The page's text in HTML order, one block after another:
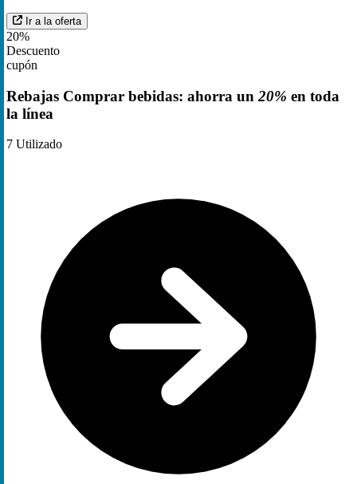
Ir a la oferta
20%
Descuento
cupón
Rebajas Comprar bebidas: ahorra un 20% en toda
la línea
7 Utilizado